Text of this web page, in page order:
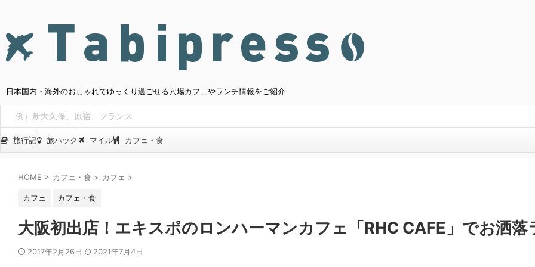
日本国内・海外のおしゃれでゆっくり過ごせる穴場カフェやランチ情報をご紹介
旅行記 旅ハック マイル カフェ・食
HOME > カフェ・食 > カフェ >
カフェ カフェ・食
大阪初出店！エキスポのロンハーマンカフェ「RHC CAFE」でお洒落
2017年2月26日 2021年7月4日